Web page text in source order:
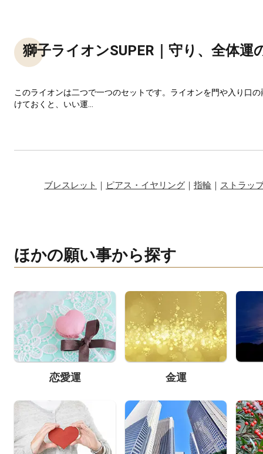
獅子ライオンSUPER｜守り、全体運
このライオンは二つで一つのセットです。ライオンを門や入り口
けておくと、いい運...
ブレスレット ｜ ピアス・イヤリング ｜ 指輪 ｜ ストラッ
ほかの願い事から探す
恋愛運 金運